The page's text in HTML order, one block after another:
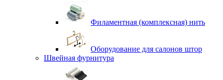
Филаментная (комплексная) нить
Оборудование для салонов штор
Швейная фурнитура